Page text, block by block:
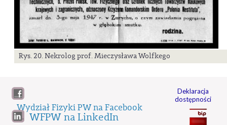
Rys. 20. Nekrolog prof. Mieczysława Wolfkego
Wydział Fizyki PW na Facebook
WFPW na LinkedIn
Deklaracja
dostępności